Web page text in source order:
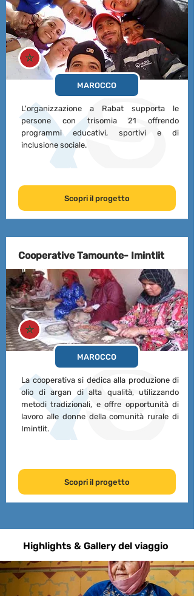
MAROCCO
L'organizzazione a Rabat supporta le
persone con trisomia 21 offrendo
programmi educativi, sportivi e di
inclusione sociale.
Scopri il progetto
Cooperative Tamounte- Imintlit
MAROCCO
La cooperativa si dedica alla produzione di
olio di argan di alta qualità, utilizzando
metodi tradizionali, e offre opportunità di
lavoro alle donne della comunità rurale di
Imintlit.
Scopri il progetto
Highlights & Gallery del viaggio